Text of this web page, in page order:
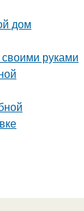
дом
руками